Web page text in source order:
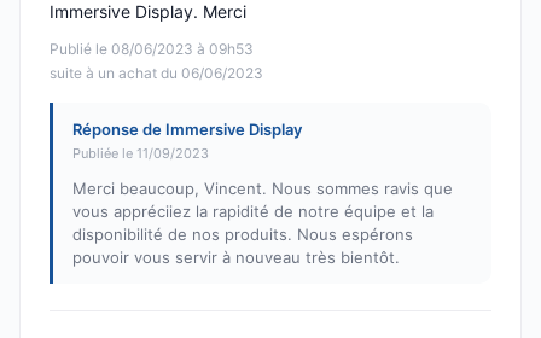
Publié le 08/06/2023 à 09h53
suite à un achat du 06/06/2023
Immersive Display. Merci
Réponse de Immersive Display
Publiée le 11/09/2023
Merci beaucoup, Vincent. Nous sommes ravis que
vous appréciiez la rapidité de notre équipe et la
disponibilité de nos produits. Nous espérons
pouvoir vous servir à nouveau très bientôt.